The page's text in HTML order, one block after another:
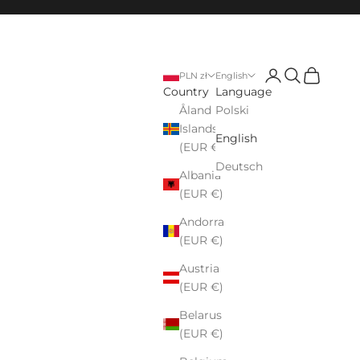
PLN zł
Country
Åland
Islands
(EUR €)
Albania
(EUR €)
Andorra
(EUR €)
Austria
(EUR €)
Belarus
(EUR €)
English
Language
Polski
English
Deutsch
LoginSearch
Cart